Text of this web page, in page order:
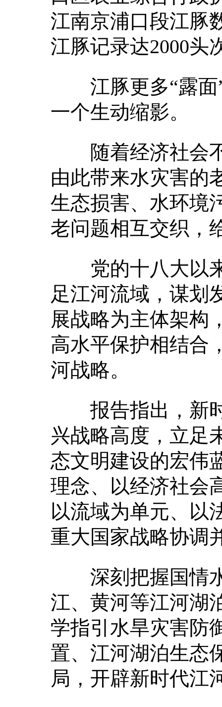
江南京浦口段江豚
江豚记录达2000头
江豚更多“露面”
一个生动缩影。
随着经济社会不
由此带来水灾害的
生态损害、水环境
老问题相互交织，
党的十八大以来
足江河流域，谋划
展战略为主体架构
高水平保护相结合
河战略。
报告指出，新时
兴战略高度，立足
态文明建设的宏伟
理念、以经济社会
以流域为单元、以
重大国家战略协调
深刻把握国情水
江、黄河等江河湖
学指引水旱灾害防
置、江河湖泊生态
局，开辟新时代江